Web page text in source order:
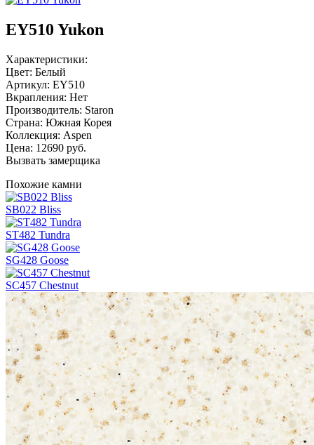
EY510 Yukon
Характеристики:
Цвет: Белый
Артикул: EY510
Вкрапления: Нет
Производитель: Staron
Страна: Южная Корея
Коллекция: Aspen
Цена: 12690 руб.
Вызвать замерщика
Похожие камни
SB022 Bliss
ST482 Tundra
SG428 Goose
SC457 Chestnut